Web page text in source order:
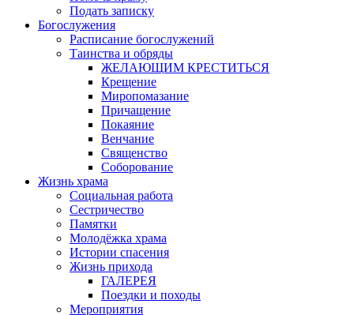
Подать записку
Богослужения
Расписание богослужений
Таинства и обряды
ЖЕЛАЮЩИМ КРЕСТИТЬСЯ
Крещение
Миропомазание
Причащение
Покаяние
Венчание
Священство
Соборование
Жизнь храма
Социальная работа
Сестричество
Памятки
Молодёжка храма
Истории спасения
Жизнь прихода
ГАЛЕРЕЯ
Поездки и походы
Мероприятия